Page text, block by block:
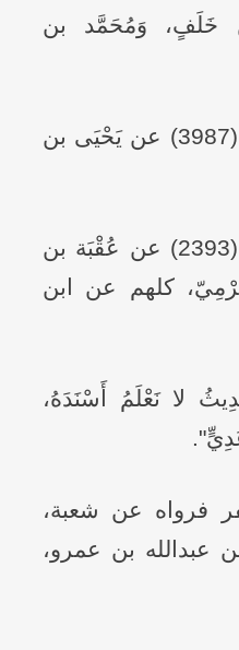
خَلَفٍ، وَمُحَمَّد بن
والنسائي في «سننه» (3987) عن يَحْيَى بن
والبزار في «مسنده» (2393) عن عُقْبَة بن
كلهم عن ابن
لا نَعْلَمُ أَسْنَدَهُ،
فرواه عن شعبة،
عبدالله بن عمرو،